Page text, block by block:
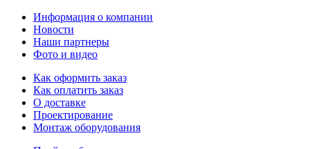
Информация о компании
Новости
Наши партнеры
Фото и видео
Как оформить заказ
Как оплатить заказ
О доставке
Проектирование
Монтаж оборудования